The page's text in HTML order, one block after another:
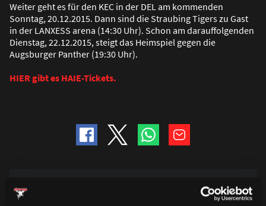
Weiter geht es für den KEC in der DEL am kommenden
Sonntag, 20.12.2015. Dann sind die Straubing Tigers zu Gast
in der LANXESS arena (14:30 Uhr). Schon am darauffolgenden
Dienstag, 22.12.2015, steigt das Heimspiel gegen die
Augsburger Panther (19:30 Uhr).
HIER gibt es HAIE-Tickets.